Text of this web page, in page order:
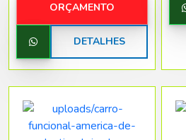
ORÇAMENTO
DETALHES